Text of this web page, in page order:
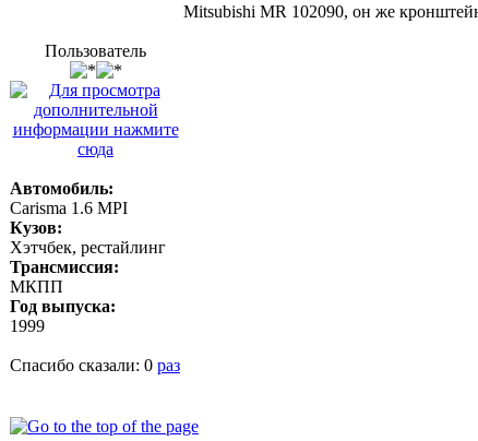
Пользователь
Автомобиль:
Carisma 1.6 MPI
Кузов:
Хэтчбек, рестайлинг
Трансмиссия:
МКПП
Год выпуска:
1999
Спасибо сказали: 0 раз
Mitsubishi MR 102090, он же